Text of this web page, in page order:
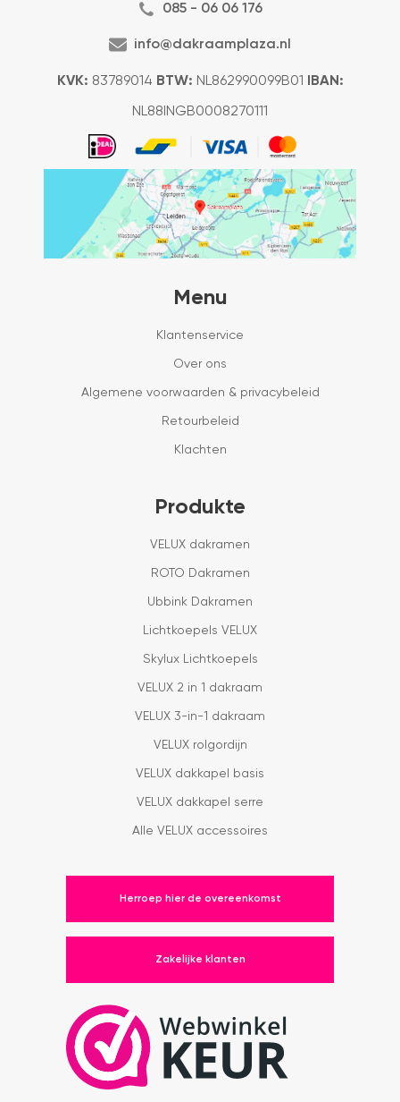
085 - 06 06 176
info@dakraamplaza.nl
KVK: 83789014 BTW: NL862990099B01 IBAN:
NL88INGB0008270111
Menu
Klantenservice
Over ons
Algemene voorwaarden & privacybeleid
Retourbeleid
Klachten
Produkte
VELUX dakramen
ROTO Dakramen
Ubbink Dakramen
Lichtkoepels VELUX
Skylux Lichtkoepels
VELUX 2 in 1 dakraam
VELUX 3-in-1 dakraam
VELUX rolgordijn
VELUX dakkapel basis
VELUX dakkapel serre
Alle VELUX accessoires
Herroep hier de overeenkomst
Zakelijke klanten